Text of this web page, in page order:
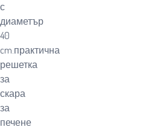
с
диаметър
40
cm.практична
решетка
за
скара
за
печене